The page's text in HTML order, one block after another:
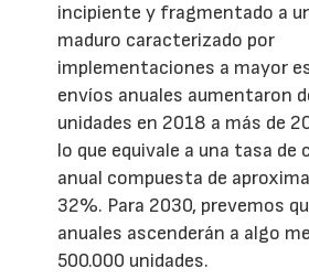
incipiente y fragmentado a
maduro caracterizado por
implementaciones a mayor
envíos anuales aumentaron
unidades en 2018 a más de
lo que equivale a una tasa de
anual compuesta de
32%. Para 2030, prevemos
anuales ascenderán a algo
500.000 unidades.